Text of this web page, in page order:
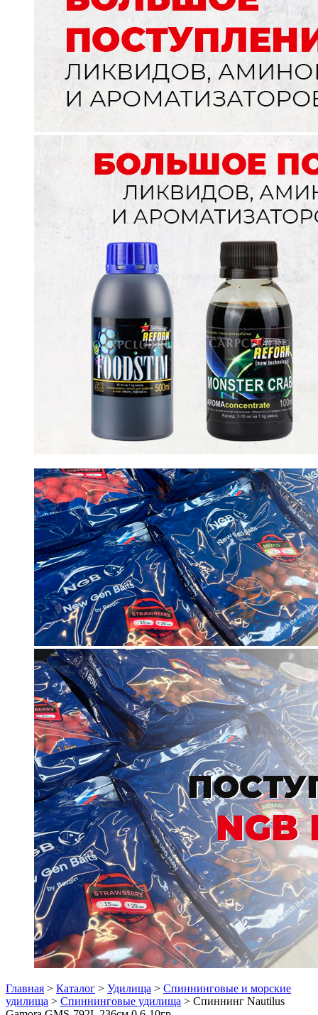
Главная > Каталог > Удилища > Спиннинговые и морские
удилища > Спиннинговые удилища > Спиннинг Nautilus